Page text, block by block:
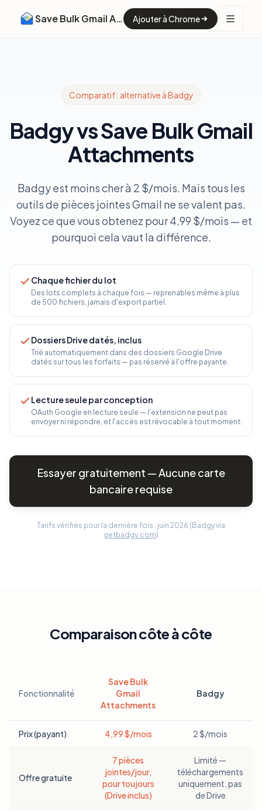
Save Bulk Gmail Attachments Ajouter à Chrome
Comparatif : alternative à Badgy
Badgy vs Save Bulk Gmail
Attachments
Badgy est moins cher à 2 $/mois. Mais tous les
outils de pièces jointes Gmail ne se valent pas.
Voyez ce que vous obtenez pour 4,99 $/mois — et
pourquoi cela vaut la différence.
Chaque fichier du lot
Des lots complets à chaque fois — reprenables même à plus
de 500 fichiers, jamais d'export partiel.
Dossiers Drive datés, inclus
Trié automatiquement dans des dossiers Google Drive
datés sur tous les forfaits — pas réservé à l'offre payante.
Lecture seule par conception
OAuth Google en lecture seule — l'extension ne peut pas
envoyer ni répondre, et l'accès est révocable à tout moment.
Essayer gratuitement — Aucune carte
bancaire requise
Tarifs vérifiés pour la dernière fois : juin 2026 (Badgy via
getbadgy.com)
Comparaison côte à côte
Fonctionnalité
Save Bulk
Gmail
Attachments
Badgy
Prix (payant) 4,99 $/mois 2 $/mois
Offre gratuite
7 pièces
jointes/jour,
pour toujours
(Drive inclus)
Limité —
téléchargements
uniquement, pas
de Drive